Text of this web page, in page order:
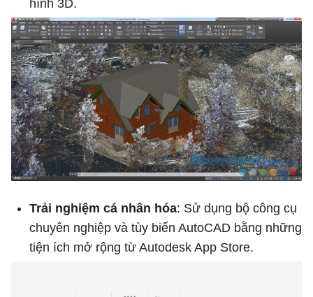
hình 3D.
Trải nghiệm cá nhân hóa: Sử dụng bộ công cụ
chuyên nghiệp và tùy biến AutoCAD bằng những
tiện ích mở rộng từ Autodesk App Store.